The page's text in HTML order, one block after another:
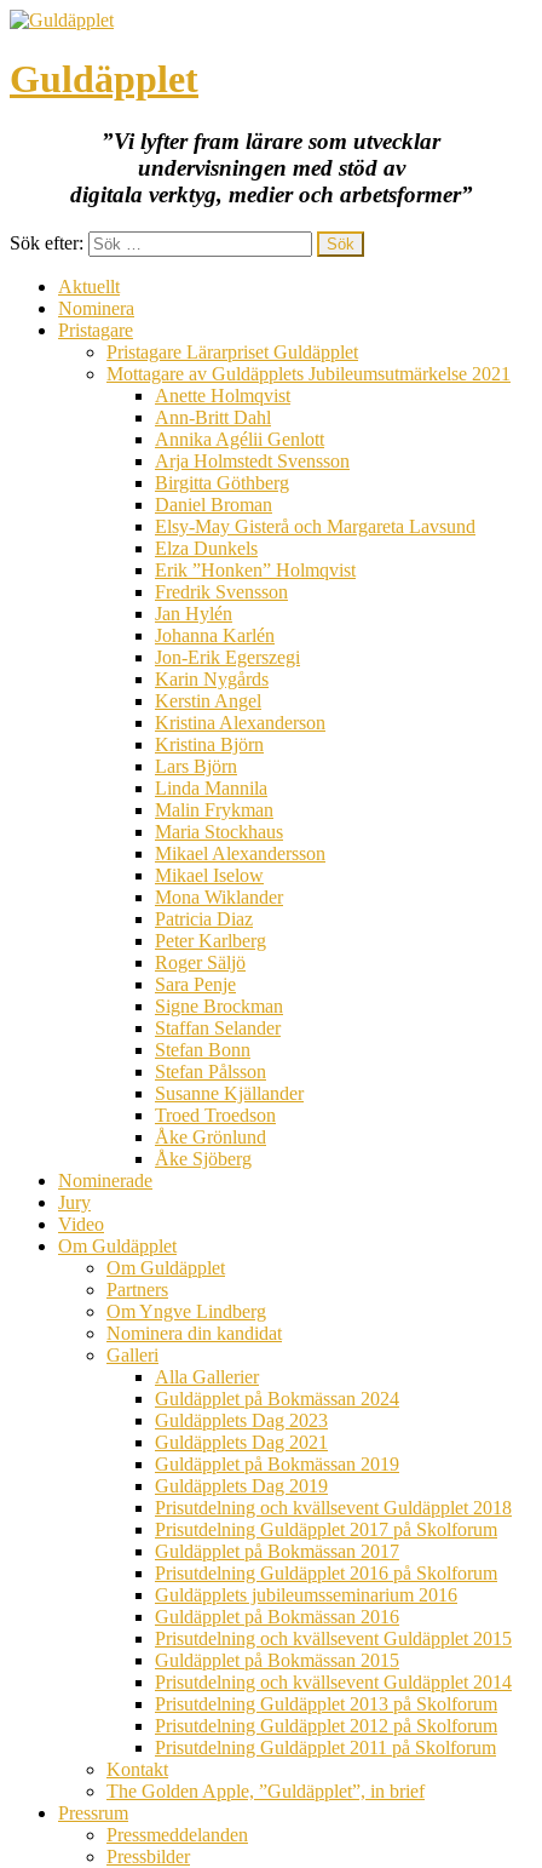
Guldäpplet
”Vi lyfter fram lärare som utvecklar
undervisningen med stöd av
digitala verktyg, medier och arbetsformer”
Sök efter:
Aktuellt
Nominera
Pristagare
Pristagare Lärarpriset Guldäpplet
Mottagare av Guldäpplets Jubileumsutmärkelse 2021
Anette Holmqvist
Ann-Britt Dahl
Annika Agélii Genlott
Arja Holmstedt Svensson
Birgitta Göthberg
Daniel Broman
Elsy-May Gisterå och Margareta Lavsund
Elza Dunkels
Erik ”Honken” Holmqvist
Fredrik Svensson
Jan Hylén
Johanna Karlén
Jon-Erik Egerszegi
Karin Nygårds
Kerstin Angel
Kristina Alexanderson
Kristina Björn
Lars Björn
Linda Mannila
Malin Frykman
Maria Stockhaus
Mikael Alexandersson
Mikael Iselow
Mona Wiklander
Patricia Diaz
Peter Karlberg
Roger Säljö
Sara Penje
Signe Brockman
Staffan Selander
Stefan Bonn
Stefan Pålsson
Susanne Kjällander
Troed Troedson
Åke Grönlund
Åke Sjöberg
Nominerade
Jury
Video
Om Guldäpplet
Om Guldäpplet
Partners
Om Yngve Lindberg
Nominera din kandidat
Galleri
Alla Gallerier
Guldäpplet på Bokmässan 2024
Guldäpplets Dag 2023
Guldäpplets Dag 2021
Guldäpplet på Bokmässan 2019
Guldäpplets Dag 2019
Prisutdelning och kvällsevent Guldäpplet 2018
Prisutdelning Guldäpplet 2017 på Skolforum
Guldäpplet på Bokmässan 2017
Prisutdelning Guldäpplet 2016 på Skolforum
Guldäpplets jubileumsseminarium 2016
Guldäpplet på Bokmässan 2016
Prisutdelning och kvällsevent Guldäpplet 2015
Guldäpplet på Bokmässan 2015
Prisutdelning och kvällsevent Guldäpplet 2014
Prisutdelning Guldäpplet 2013 på Skolforum
Prisutdelning Guldäpplet 2012 på Skolforum
Prisutdelning Guldäpplet 2011 på Skolforum
Kontakt
The Golden Apple, ”Guldäpplet”, in brief
Pressrum
Pressmeddelanden
Pressbilder